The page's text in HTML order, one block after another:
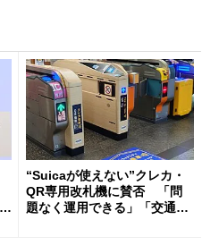
“Suicaが使えない”クレカ・
QR専用改札機に賛否 「問
題なく運用できる」「交通系I